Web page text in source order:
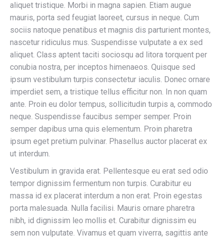
aliquet tristique. Morbi in magna sapien. Etiam augue
mauris, porta sed feugiat laoreet, cursus in neque. Cum
sociis natoque penatibus et magnis dis parturient montes,
nascetur ridiculus mus. Suspendisse vulputate a ex sed
aliquet. Class aptent taciti sociosqu ad litora torquent per
conubia nostra, per inceptos himenaeos. Quisque sed
ipsum vestibulum turpis consectetur iaculis. Donec ornare
imperdiet sem, a tristique tellus efficitur non. In non quam
ante. Proin eu dolor tempus, sollicitudin turpis a, commodo
neque. Suspendisse faucibus semper semper. Proin
semper dapibus urna quis elementum. Proin pharetra
ipsum eget pretium pulvinar. Phasellus auctor placerat ex
ut interdum.
Vestibulum in gravida erat. Pellentesque eu erat sed odio
tempor dignissim fermentum non turpis. Curabitur eu
massa id ex placerat interdum a non erat. Proin egestas
porta malesuada. Nulla facilisi. Mauris ornare pharetra
nibh, id dignissim leo mollis et. Curabitur dignissim eu
sem non vulputate. Vivamus et quam viverra, sagittis ante